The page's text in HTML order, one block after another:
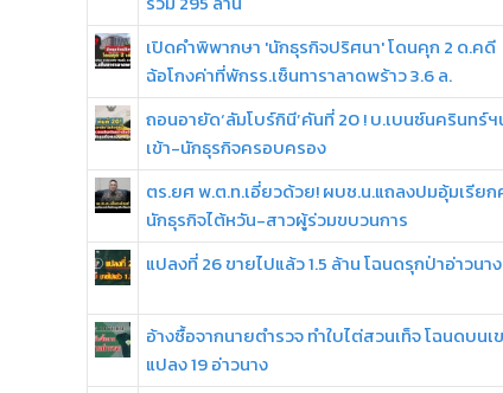
เปิดคำพิพากษา 'นักธุรกิจปริศนา' โดนคุก 2 ด.คดี
ฉ้อโกงค่าที่พักรร.เซ็นทาราลาดพร้าว 3.6 ล.
ถอนอายัด‘ลัมโบร์กินี’คันที่ 20 ! บ.เบนซ์นครินทร์ฯ
เข้า-นักธุรกิจครอบครอง
ตร.ยศ พ.ต.ท.เอี่ยวด้วย! ผบช.น.แถลงปมอุ้มเรียก
นักธุรกิจไต้หวัน-สาวผู้ร่วมขบวนการ
แปลงที่ 26 ขายไปแล้ว 1.5 ล้าน โฉนดรุกป่าอ่าวนาง
อ้างซื้อจากนายตำรวจ ทำใบไต่สวนเท็จ โฉนดบนเ
แปลง 19 อ่าวนาง